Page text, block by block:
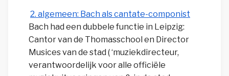
2. algemeen: Bach als cantate-componist
Bach had een dubbele functie in Leipzig:
Cantor van de Thomasschool en Director
Musices van de stad ( ‘muziekdirecteur,
verantwoordelijk voor alle officiële